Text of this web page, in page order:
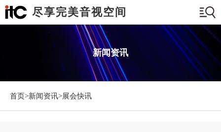
尽享完美音视空间
新闻资讯
首页>新闻资讯>展会快讯